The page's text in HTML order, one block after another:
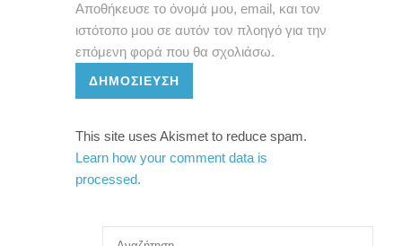
Αποθήκευσε το όνομά μου, email, και τον
ιστότοπο μου σε αυτόν τον πλοηγό για την
επόμενη φορά που θα σχολιάσω.
ΔΗΜΟΣΊΕΥΣΗ
This site uses Akismet to reduce spam.
Learn how your comment data is
processed.